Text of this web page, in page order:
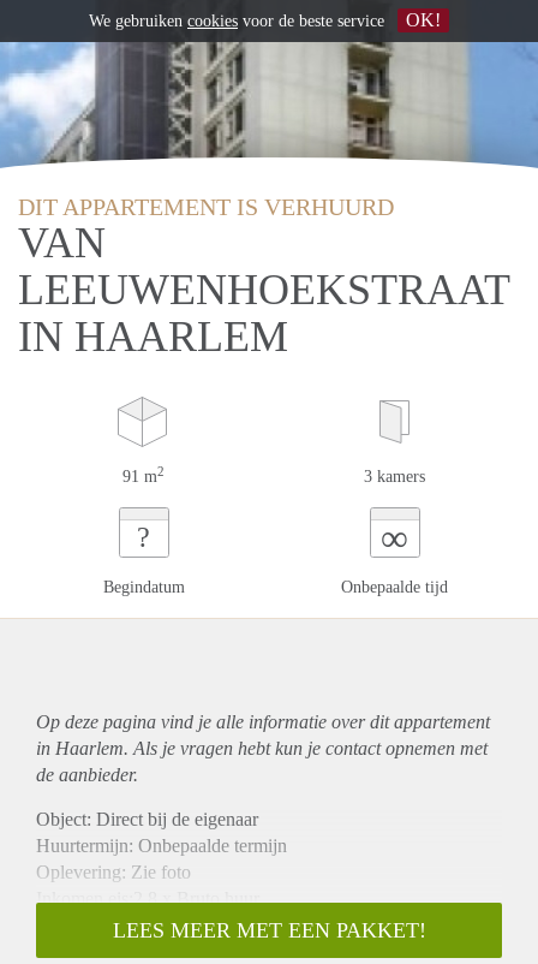
DIT APPARTEMENT IS VERHUURD
VAN
LEEUWENHOEKSTRAAT
IN HAARLEM
91 m2 3 kamers
?
Begindatum
∞
Onbepaalde tijd
Op deze pagina vind je alle informatie over ditappartement
in Haarlem. Als je vragen hebt kun je contact opnemen met
de aanbieder.
Object: Direct bij de eigenaar
Huurtermijn: Onbepaalde termijn
Oplevering: Zie foto
Inkomen eis:2,8 x Bruto huur
Garantiestelling mogelijk: Ja
Borg: 1 Maand
LEES MEER MET EEN PAKKET!
We gebruiken cookies voor de beste service OK!